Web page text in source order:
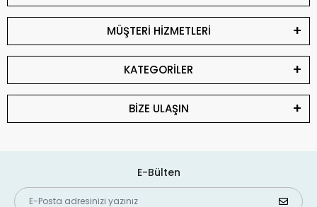
MÜŞTERİ HİZMETLERİ
KATEGORİLER
BİZE ULAŞIN
E-Bülten